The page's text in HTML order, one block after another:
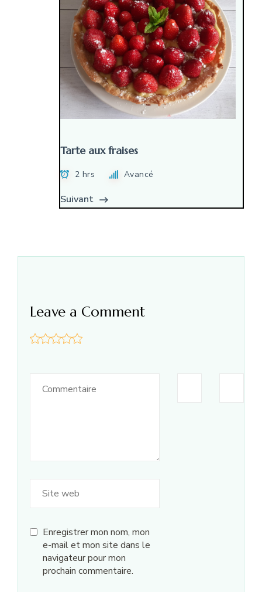
Tarte aux fraises
2 hrs Avancé
Suivant
Leave a Comment
Enregistrer mon nom, mon
e-mail et mon site dans le
navigateur pour mon
prochain commentaire.